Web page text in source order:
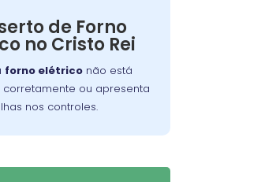
de Forno
no Cristo Rei
forno elétrico não está
ou apresenta
nos controles.
problema, permitindo que
a preparar suas refeições